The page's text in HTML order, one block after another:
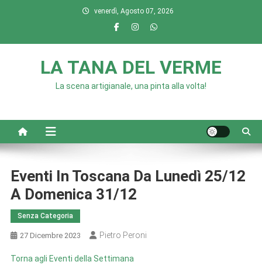
venerdì, Agosto 07, 2026
LA TANA DEL VERME
La scena artigianale, una pinta alla volta!
Eventi In Toscana Da Lunedì 25/12
A Domenica 31/12
Senza Categoria
27 Dicembre 2023 Pietro Peroni
Torna agli Eventi della Settimana